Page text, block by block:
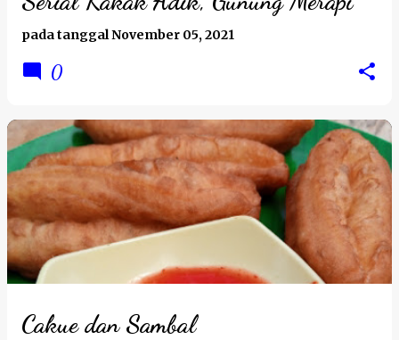
pada tanggalNovember 05, 2021
0
Cakue dan Sambal